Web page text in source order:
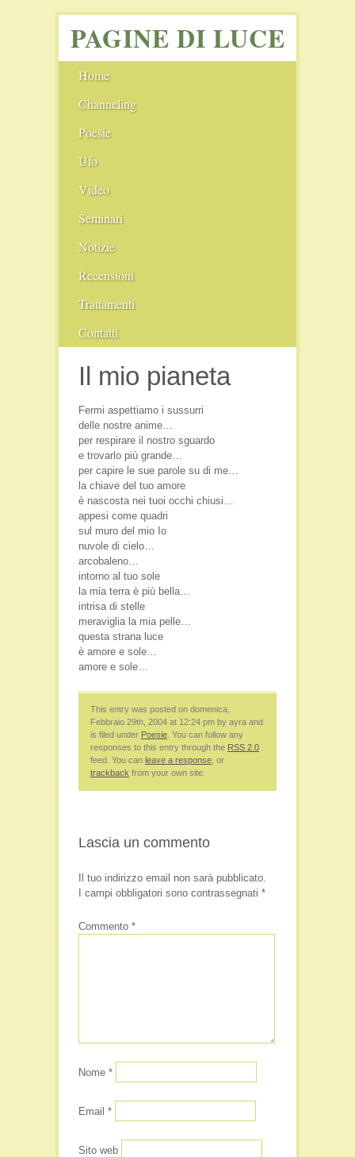
PAGINE DI LUCE
Home
Channeling
Angeli
Poesie
Ufo
I cerchi nel grano
Video
Seminari
Notizie
Film Consigliati
Scie chimiche
Il Vecchio Blog
Recensioni
Comunità
Conferenze
Fiere
Film e Video
Persone
Seminari
Viaggi e Luoghi Spirituali
Trattamenti
Pranoterapia
Contatti
Il mio pianeta
Fermi aspettiamo i sussurri
delle nostre anime…
per respirare il nostro sguardo
e trovarlo più grande…
per capire le sue parole su di me…
la chiave del tuo amore
è nascosta nei tuoi occhi chiusi…
appesi come quadri
sul muro del mio Io
nuvole di cielo…
arcobaleno…
intorno al tuo sole
la mia terra è più bella…
intrisa di stelle
meraviglia la mia pelle…
questa strana luce
è amore e sole…
amore e sole…
This entry was posted on domenica,
Febbraio 29th, 2004 at 12:24 pm by ayra and
is filed under Poesie . You can follow any
responses to this entry through the RSS 2.0
feed. You can leave a response , or
trackback from your own site.
Lascia un commento
Il tuo indirizzo email non sarà pubblicato.
I campi obbligatori sono contrassegnati *
Commento *
Nome *
Email *
Sito web